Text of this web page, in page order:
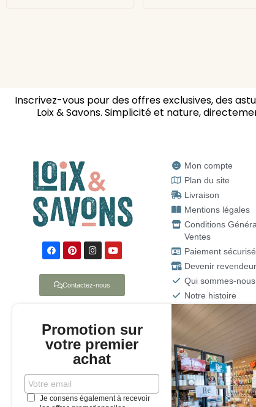
Inscrivez-vous pour des offres exclusives, des
Loix & Savons. Simplicité et nature,
Contactez-nous
Mon compte
Plan du site
Livraison
Mentions légales
Conditions
Ventes
Paiement sécurisé
Devenir revendeur
Qui sommes-
Notre histoire
17111
2018 -
Promotion sur
votre premier
achat
Je consens également à recevoir